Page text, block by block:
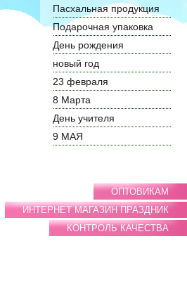
Пасхальная продукция
Подарочная упаковка
День рождения
новый год
23 февраля
8 Марта
День учителя
9 МАЯ
ОПТОВИКАМ
ИНТЕРНЕТ МАГАЗИН ПРАЗДНИК
КОНТРОЛЬ КАЧЕСТВА